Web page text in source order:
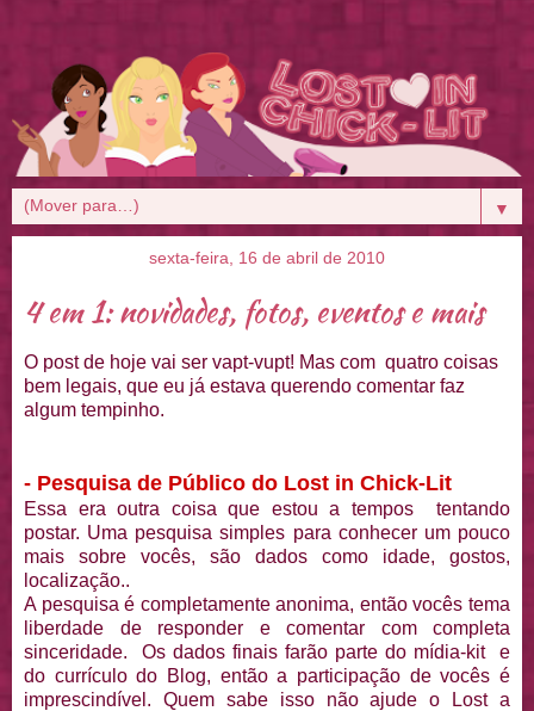
▼
sexta-feira, 16 de abril de 2010
4 em 1: novidades, fotos, eventos e mais
O post de hoje vai ser vapt-vupt! Mas com quatro coisas
bem legais, que eu já estava querendo comentar faz
algum tempinho.
- Pesquisa de Público do Lost in Chick-Lit
Essa era outra coisa que estou a tempos tentando
postar. Uma pesquisa simples para conhecer um pouco
mais sobre vocês, são dados como idade, gostos,
localização..
A pesquisa é completamente anonima, então vocês tema
liberdade de responder e comentar com completa
sinceridade. Os dados finais farão parte do mídia-kit e
do currículo do Blog, então a participação de vocês é
imprescindível. Quem sabe isso não ajude o Lost a